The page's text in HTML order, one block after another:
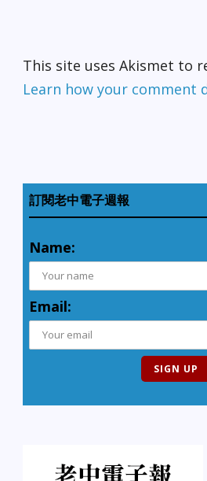
This site uses Akismet to
Learn how your comment
訂閱老中電子週報
Name:
Email: